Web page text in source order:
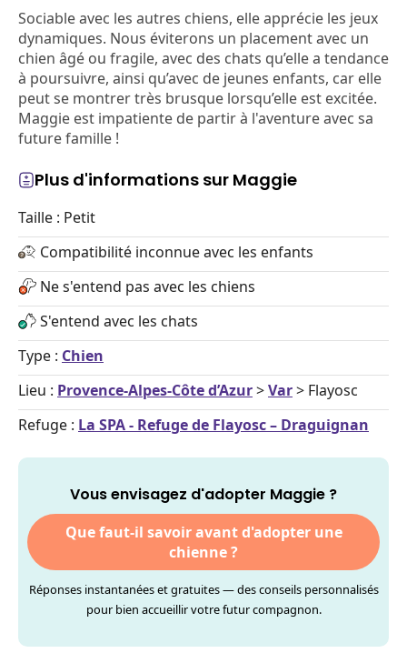
Sociable avec les autres chiens, elle apprécie les jeux
dynamiques. Nous éviterons un placement avec un
chien âgé ou fragile, avec des chats qu’elle a tendance
à poursuivre, ainsi qu’avec de jeunes enfants, car elle
peut se montrer très brusque lorsqu’elle est excitée.
Maggie est impatiente de partir à l'aventure avec sa
future famille !
Plus d'informations sur Maggie
Taille : Petit
Compatibilité inconnue avec les enfants
Ne s'entend pas avec les chiens
S'entend avec les chats
Type : Chien
Lieu : Provence-Alpes-Côte d’Azur>Var> Flayosc
Refuge : La SPA - Refuge de Flayosc – Draguignan
Vous envisagez d'adopter Maggie ?
Que faut-il savoir avant d'adopter une
chienne ?
Réponses instantanées et gratuites — des conseils personnalisés
pour bien accueillir votre futur compagnon.